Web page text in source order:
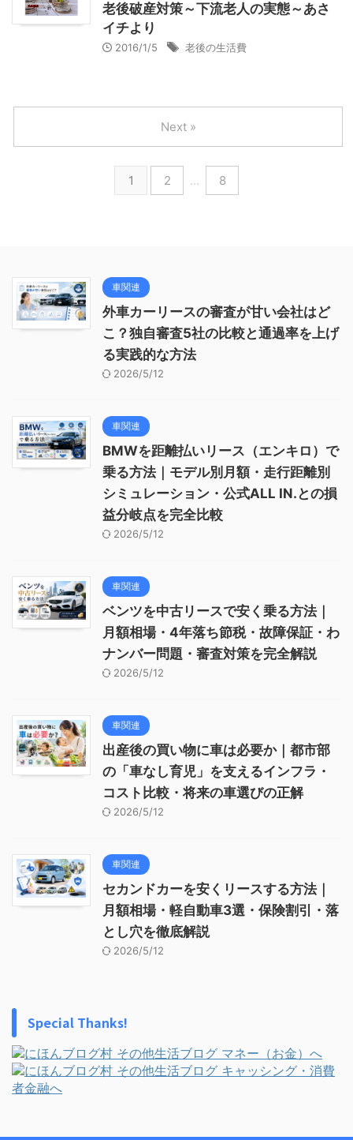
老後破産対策～下流老人の実態～あさ
イチより
2016/1/5 老後の生活費
1 2 … 8
Next »
車関連
外車カーリースの審査が甘い会社はど
こ？独自審査5社の比較と通過率を上げ
る実践的な方法
2026/5/12
車関連
BMWを距離払いリース（エンキロ）で
乗る方法｜モデル別月額・走行距離別
シミュレーション・公式ALL IN.との損
益分岐点を完全比較
2026/5/12
車関連
ベンツを中古リースで安く乗る方法｜
月額相場・4年落ち節税・故障保証・わ
ナンバー問題・審査対策を完全解説
2026/5/12
車関連
出産後の買い物に車は必要か｜都市部
の「車なし育児」を支えるインフラ・
コスト比較・将来の車選びの正解
2026/5/12
車関連
セカンドカーを安くリースする方法｜
月額相場・軽自動車3選・保険割引・落
とし穴を徹底解説
2026/5/12
Special Thanks!